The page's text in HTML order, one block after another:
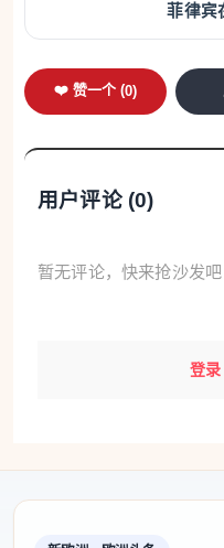
菲律宾
❤️ 赞一个 (0)
用户评论 (0)
暂无评论，快来抢沙发
登录